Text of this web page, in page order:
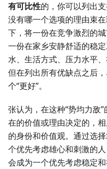
有可比性的，你可以列出
没有哪一个选项的理由束
下，将一份在竞争激烈的
一份在家乡安静舒适的稳
水、生活方式、压力水
但在列出所有优缺点之后
个“更好”。
张认为，在这种“势均力敌
在的价值或理由决定的，
的身份和价值观。通过选
个优先考虑雄心和刺激的
会成为一个优先考虑稳定